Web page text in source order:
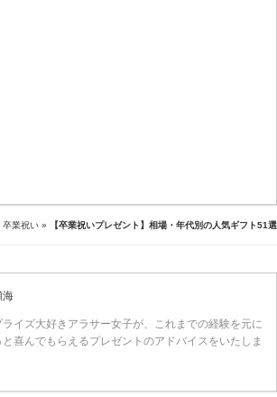
卒業祝い » 【卒業祝いプレゼント】相場・年代別の人気ギフト51選
海
ライズ大好きアラサー女子が、これまでの経験を元に
と喜んでもらえるプレゼントのアドバイスをいたしま